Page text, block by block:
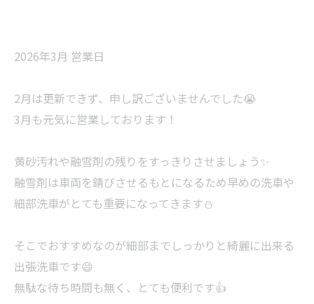
2026年3月 営業日
2月は更新できず、申し訳ございませんでした😭
3月も元気に営業しております！
黄砂汚れや融雪剤の残りをすっきりさせましょう✨
融雪剤は車両を錆びさせるもとになるため早めの洗車や
細部洗車がとても重要になってきます⛄
そこでおすすめなのが細部までしっかりと綺麗に出来る
出張洗車です😄
無駄な待ち時間も無く、とても便利です👍